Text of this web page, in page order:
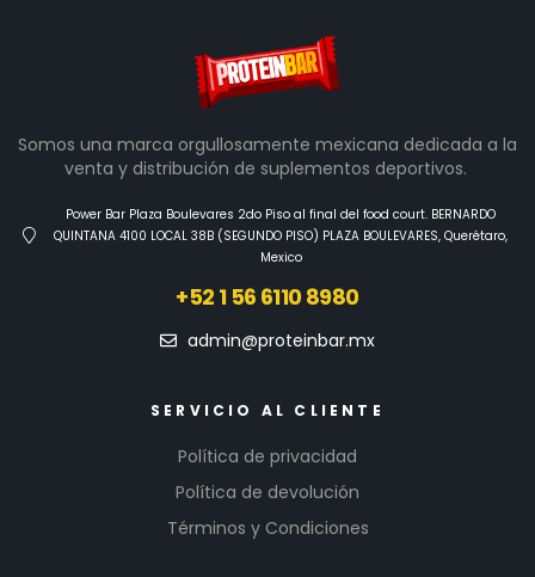
Somos una marca orgullosamente mexicana dedicada a la
venta y distribución de suplementos deportivos.
Power Bar Plaza Boulevares 2do Piso al final del food court. BERNARDO
QUINTANA 4100 LOCAL 38B (SEGUNDO PISO) PLAZA BOULEVARES, Querétaro,
Mexico
+52 1 56 6110 8980
admin@proteinbar.mx
SERVICIO AL CLIENTE
Política de privacidad
Política de devolución
Términos y Condiciones